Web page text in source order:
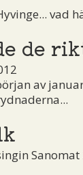
vad
de
av